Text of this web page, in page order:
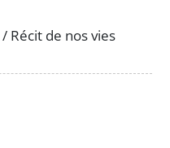
/ Récit de nos vies